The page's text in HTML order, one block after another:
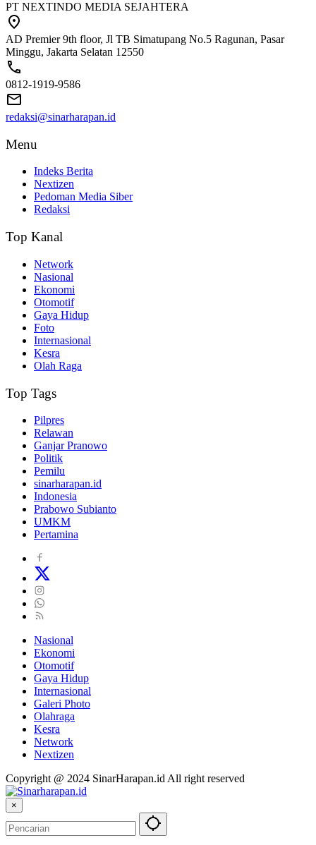
PT NEXTINDO MEDIA SEJAHTERA
AD Premier 9th floor, Jl TB Simatupang No.5 Ragunan, Pasar
Minggu, Jakarta Selatan 12550
0812-1919-9586
redaksi@sinarharapan.id
Menu
Indeks Berita
Nextizen
Pedoman Media Siber
Redaksi
Top Kanal
Network
Nasional
Ekonomi
Otomotif
Gaya Hidup
Foto
Internasional
Kesra
Olah Raga
Top Tags
Pilpres
Relawan
Ganjar Pranowo
Politik
Pemilu
sinarharapan.id
Indonesia
Prabowo Subianto
UMKM
Pertamina
Nasional
Ekonomi
Otomotif
Gaya Hidup
Internasional
Galeri Photo
Olahraga
Kesra
Network
Nextizen
Copyright @ 2024 SinarHarapan.id All right reserved
×